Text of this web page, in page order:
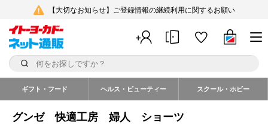
【大切なお知らせ】ご登録情報の継続利用に関するお願い
ギフト・フード ヘルス・ビューティー スクール・ホビー
グンゼ 快適工房 婦人 ショーツ